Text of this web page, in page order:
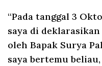
“Pada tanggal 3
saya di
oleh Bapak Surya
saya bertemu